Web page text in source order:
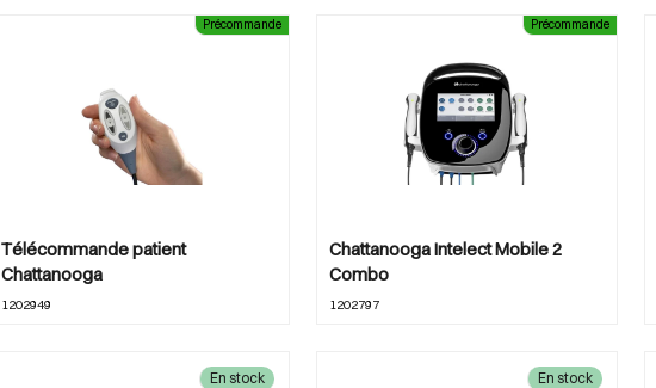
Télécommande patient
Chattanooga
1202949
Précommande
Chattanooga Intelect Mobile 2
Combo
1202797
Précommande
En stock En stock